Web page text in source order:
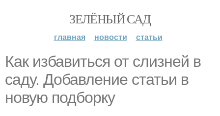
ЗЕЛЁНЫЙ САД
главная новости статьи
Как избавиться от слизней в
саду. Добавление статьи в
новую подборку